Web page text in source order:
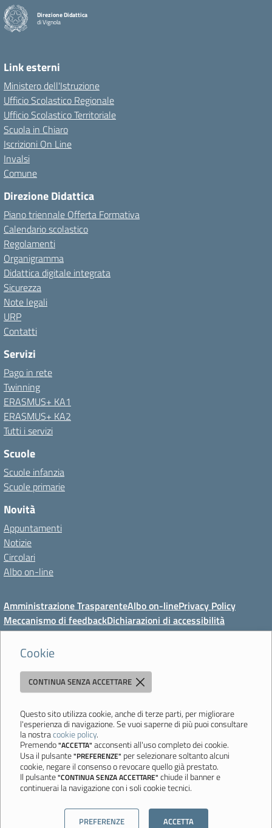
Cookie
CONTINUA SENZA ACCETTARE
Questo sito utilizza cookie, anche di terze parti, per migliorare
l'esperienza di navigazione. Se vuoi saperne di più puoi consultare
la nostracookie policy.
Premendo"ACCETTA" acconsenti all'uso completo dei cookie.
Usa il pulsante"PREFERENZE" per selezionare soltanto alcuni
cookie, negare il consenso o revocare quello già prestato.
Il pulsante"CONTINUA SENZA ACCETTARE" chiude il banner e
continuerai la navigazione con i soli cookie tecnici.
PREFERENZE ACCETTA
Direzione Didattica
di Vignola
Link esterni
Ministero dell'Istruzione
Ufficio Scolastico Regionale
Ufficio Scolastico Territoriale
Scuola in Chiaro
Iscrizioni On Line
Invalsi
Comune
Direzione Didattica
Piano triennale Offerta Formativa
Calendario scolastico
Regolamenti
Organigramma
Didattica digitale integrata
Sicurezza
Note legali
URP
Contatti
Servizi
Pago in rete
Twinning
ERASMUS+ KA1
ERASMUS+ KA2
Tutti i servizi
Scuole
Scuole infanzia
Scuole primarie
Novità
Appuntamenti
Notizie
Circolari
Albo on-line
Amministrazione TrasparenteAlbo on-linePrivacy Policy
Meccanismo di feedbackDichiarazioni di accessibilità
Preferenze cookie
Direzione Didattica di Vignola
"Tutti diversamente uguali, tutti ugualmente diversi"
Viale Mazzini, 18 - 41058 Vignola (MO) - Tel. 059 771117 - Fax 059
771113 - Email:moee06000a@istruzione.it- PEC:
moee06000a@pec.istruzione.it
Ultimo aggiornamento: Mercoledì, 5 Agosto 2026 ore 08:44